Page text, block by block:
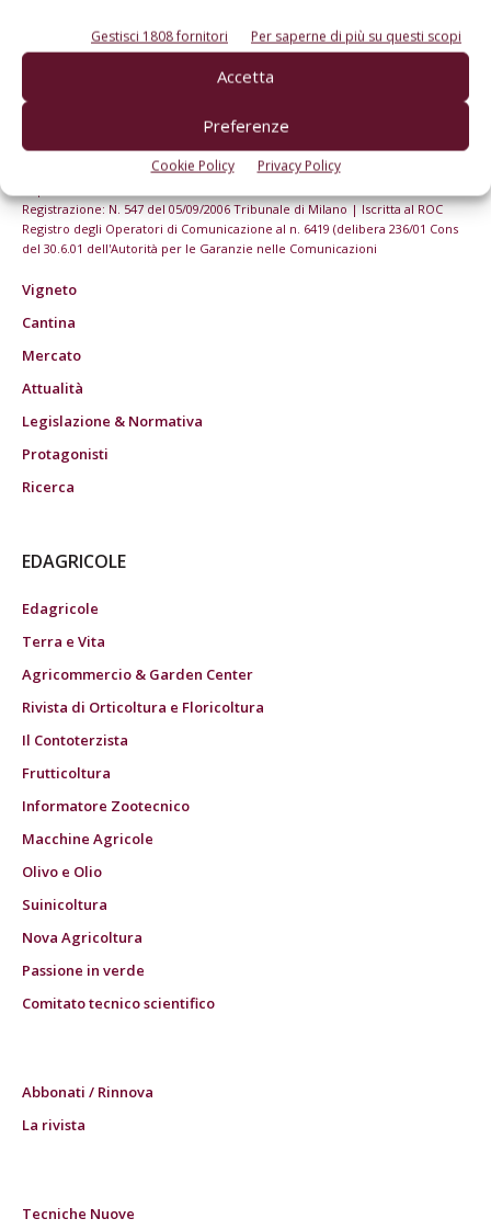
Gestisci 1808 fornitori Per saperne di più su questi scopi
Accetta
Preferenze
Cookie Policy Privacy Policy
© Tecniche Nuove Spa. Tutti i diritti riservati. Sede legale Via Eritrea 21 -
20157 Milano | Codice fiscale, Partita IVA e Iscrizione al Registro delle
Registrazione: N. 547 del 05/09/2006 Tribunale di Milano | Iscritta al ROC
Registro degli Operatori di Comunicazione al n. 6419 (delibera 236/01 Cons
del 30.6.01 dell'Autorità per le Garanzie nelle Comunicazioni
Vigneto
Cantina
Mercato
Attualità
Legislazione & Normativa
Protagonisti
Ricerca
EDAGRICOLE
Edagricole
Terra e Vita
Agricommercio & Garden Center
Rivista di Orticoltura e Floricoltura
Il Contoterzista
Frutticoltura
Informatore Zootecnico
Macchine Agricole
Olivo e Olio
Suinicoltura
Nova Agricoltura
Passione in verde
Comitato tecnico scientifico
Abbonati / Rinnova
La rivista
Tecniche Nuove